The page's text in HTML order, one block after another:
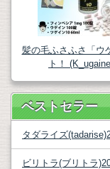
髪の毛ふさふさ「ウ
ト！
ベストセラー
タダライズ
ビリトラ(ブリトラ